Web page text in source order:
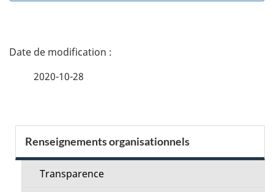
D
a
2020-10-28
e
Renseignements organisationnels
Transparence